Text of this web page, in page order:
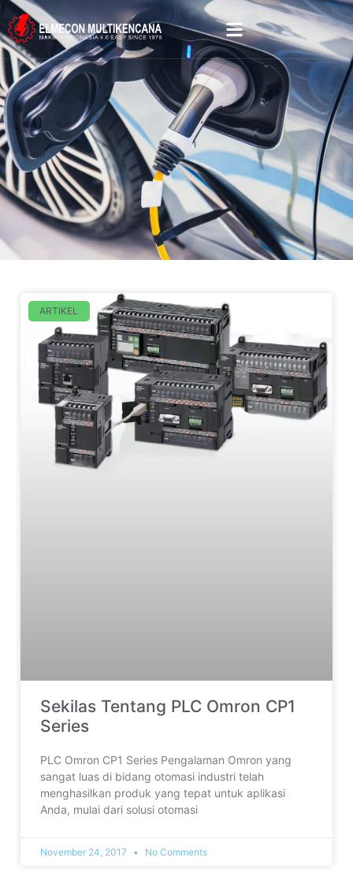
ARTIKEL
Sekilas Tentang PLC Omron CP1
Series
PLC Omron CP1 Series Pengalaman Omron yang
sangat luas di bidang otomasi industri telah
menghasilkan produk yang tepat untuk aplikasi
Anda, mulai dari solusi otomasi
November 24, 2017 No Comments